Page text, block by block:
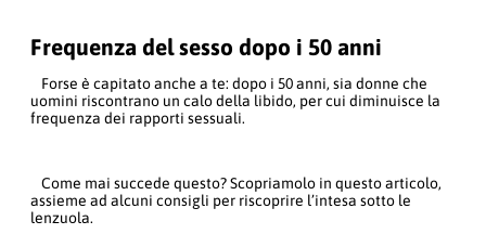
Frequenza del sesso dopo i 50 anni
Forse è capitato anche a te: dopo i 50 anni, sia donne che
uomini riscontrano un calo della libido, per cui diminuisce la
frequenza dei rapporti sessuali.
Come mai succede questo? Scopriamolo in questo articolo,
assieme ad alcuni consigli per riscoprire l’intesa sotto le
lenzuola.